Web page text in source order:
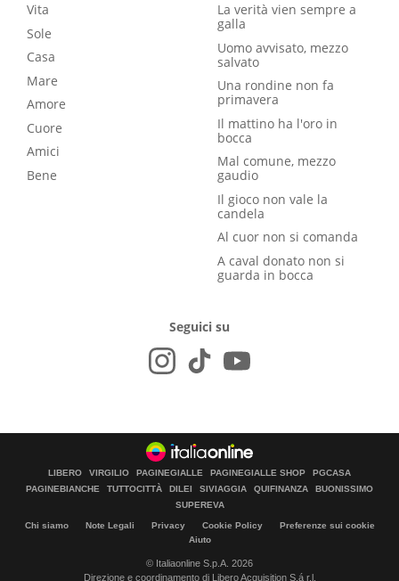
Vita
Sole
Casa
Mare
Amore
Cuore
Amici
Bene
La verità vien sempre a
galla
Uomo avvisato, mezzo
salvato
Una rondine non fa
primavera
Il mattino ha l'oro in
bocca
Mal comune, mezzo
gaudio
Il gioco non vale la
candela
Al cuor non si comanda
A caval donato non si
guarda in bocca
Seguici su
LIBERO VIRGILIO PAGINEGIALLE PAGINEGIALLE SHOP
PGCASA
PAGINEBIANCHE
TUTTOCITTÀ DILEI SIVIAGGIA QUIFINANZA
BUONISSIMO
SUPEREVA
Chi siamo Note Legali Privacy Cookie Policy
Preferenze sui cookie
Aiuto
© Italiaonline S.p.A. 2026
Direzione e coordinamento di Libero Acquisition S.á r.l.